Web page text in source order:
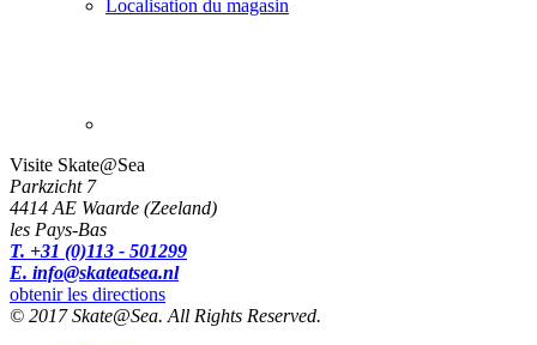
Localisation du magasin
Visite Skate@Sea
Parkzicht 7
4414 AE Waarde (Zeeland)
les Pays-Bas
T. +31 (0)113 - 501299
E. info@skateatsea.nl
obtenir les directions
© 2017 Skate@Sea. All Rights Reserved.